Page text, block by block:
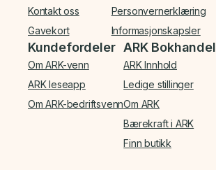
Kontakt oss
Gavekort
Personvernerklæring
Informasjonskapsler
Kundefordeler
Om ARK-venn
ARK leseapp
Om ARK-bedriftsvenn
ARK Bokhandel
ARK Innhold
Ledige stillinger
Om ARK
Bærekraft i ARK
Finn butikk